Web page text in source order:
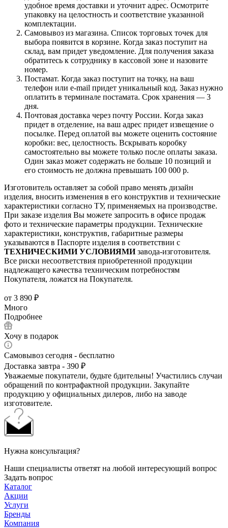
удобное время доставки и уточнит адрес. Осмотрите
упаковку на целостность и соответствие указанной
комплектации.
Самовывоз из магазина. Список торговых точек для
выбора появится в корзине. Когда заказ поступит на
склад, вам придет уведомление. Для получения заказа
обратитесь к сотруднику в кассовой зоне и назовите
номер.
Постамат. Когда заказ поступит на точку, на ваш
телефон или e-mail придет уникальный код. Заказ нужно
оплатить в терминале постамата. Срок хранения — 3
дня.
Почтовая доставка через почту России. Когда заказ
придет в отделение, на ваш адрес придет извещение о
посылке. Перед оплатой вы можете оценить состояние
коробки: вес, целостность. Вскрывать коробку
самостоятельно вы можете только после оплаты заказа.
Один заказ может содержать не больше 10 позиций и
его стоимость не должна превышать 100 000 р.
Изготовитель оставляет за собой право менять дизайн
изделия, вносить изменения в его конструктив и технические
характеристики согласно ТУ, применяемых на производстве.
При заказе изделия Вы можете запросить в офисе продаж
фото и технические параметры продукции. Технические
характеристики, конструктив, габаритные размеры
указываются в Паспорте изделия в соответствии с
ТЕХНИЧЕСКИМИ УСЛОВИЯМИзавода-изготовителя.
Все риски несоответствия приобретенной продукции
надлежащего качества техническим потребностям
Покупателя, ложатся на Покупателя.
от 3 890 ₽
Много
Подробнее
Хочу в подарок
Самовывоз сегодня - бесплатно
Доставка завтра - 390 ₽
Уважаемые покупатели, будьте бдительны! Участились случаи
обращений по контрафактной продукции. Закупайте
продукцию у официальных дилеров, либо на заводе
изготовителе.
Нужна консультация?
Наши специалисты ответят на любой интересующий вопрос
Задать вопрос
Каталог
Акции
Услуги
Бренды
Компания